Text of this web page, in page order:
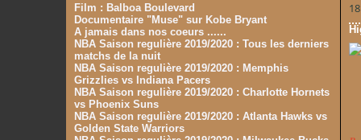
Film : Balboa Boulevard
Documentaire "Muse" sur Kobe Bryant
A jamais dans nos coeurs ......
NBA Saison regulière 2019/2020 : Tous les derniers
matchs de la nuit
NBA Saison regulière 2019/2020 : Memphis
Grizzlies vs Indiana Pacers
NBA Saison regulière 2019/2020 : Charlotte Hornets
vs Phoenix Suns
NBA Saison regulière 2019/2020 : Atlanta Hawks vs
Golden State Warriors